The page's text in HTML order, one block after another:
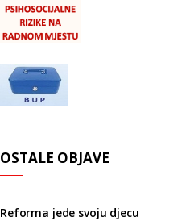
OSTALE OBJAVE
Reforma jede svoju djecu